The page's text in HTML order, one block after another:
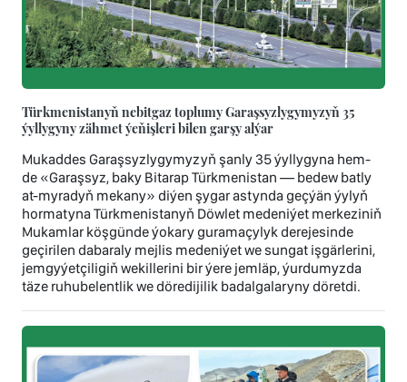
Türkmenistanyň nebitgaz toplumy Garaşsyzlygymyzyň 35
ýyllygyny zähmet ýeňişleri bilen garşy alýar
Mukaddes Garaşsyzlygymyzyň şanly 35 ýyllygyna hem-
de «Garaşsyz, baky Bitarap Türkmenistan — bedew batly
at-myradyň mekany» diýen şygar astynda geçýän ýylyň
hormatyna Türkmenistanyň Döwlet medeniýet merkeziniň
Mukamlar köşgünde ýokary guramaçylyk derejesinde
geçirilen dabaraly mejlis medeniýet we sungat işgärlerini,
jemgyýetçiligiň wekillerini bir ýere jemläp, ýurdumyzda
täze ruhubelentlik we döredijilik badalgalaryny döretdi.